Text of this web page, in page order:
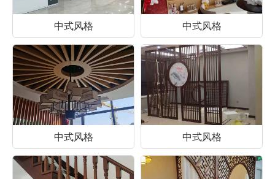
中式风格 中式风格
中式风格 中式风格